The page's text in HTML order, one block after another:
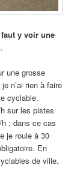
y voir une
.
une grosse
n’ai rien à faire
cyclable.
sur les pistes
; dans ce cas
je roule à 30
En
de ville.